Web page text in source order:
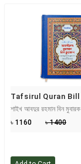
Tafsirul Quran Bill
শাইখ আবদুর রহমান বিন
৳ 1160
৳ 1400